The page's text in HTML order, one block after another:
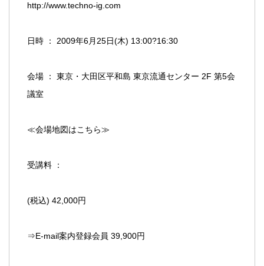
http://www.techno-ig.com
日時 ： 2009年6月25日(木) 13:00?16:30
会場 ： 東京・大田区平和島 東京流通センター 2F 第5会
議室
≪会場地図はこちら≫
受講料 ：
(税込) 42,000円
⇒E-mail案内登録会員 39,900円